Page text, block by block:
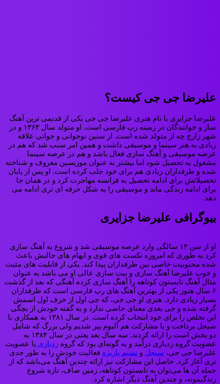
علیرضا جی جی کیست؟
علیرضا جزایری با نام هنری علیرضا جی جی یکی از قدیمی ترین آهنگ
ساز و خوانندگان در زمینه رپ فارسی است. او متولد سال ۱۳۶۳ و در
شهر زارچ چه از متولد شده است. از سنین نوجوانی و جوانی علاقه
زیادی به هنر سینما و موسیقی داشت و همین امر سبب شد که هم در
عرصه موسیقی و آهنگ سازی فعال باشد و هم در عرصه سینما
مشغول به تحصیل شود اما بیشتر به عنوان موزیسین معروف و شناخته
شده و طرفداران زیادی هم برای خود جلب کرده است. او پس از پایان
تحصیلاتش برای ادامه تحصیل به فرانسه مهاجرت کرد و در همان جا
برای ادامه زندگی ماند و موسیقی را به شکل حرفه ای تری ادامه می
دهد.
بیوگرافی علیرضا جزایری
او از سن ۱۴ سالگی وارد عرصه موسیقی شد و شروع به آهنگ سازی
کرد به طوری که امروزه تکست های قوی و ایهام های جالبش باعث
شده محبوبیت خاصی بین طرفداران پیدا کند. یکی از قابلیت های مثبت
و خوب علیرضا آهنگ سازی و بیت سازی عالی او می باشد به عنوان
مثال آهنگ تابستون کوتاهه را آهنگ سازی کرده آهنگی که بعد از گذشت
۶ سال هنوز یکی از بهترین آهنگ های رپ فارسی است که طرفداران
بسیار زیادی دارد. هنری او جی جی، که جی اول از حرف اول اسمش
گرفته شده و جی بعدی معنای خاصی ندارد و به گفته خودش از بچگی
این تخلص را برای خود انتخاب کرده است. در سال ۱۳۸۱ به همکاری با
سیجل پرداخت و با مشارکت هم آلبوم پیر شدیم ولی بزرگ که شامل
دو بخش است را ارائه کردند‌. سه سال بعد یعنی در سال ۱۳۸۴ به
عضویت گروه زدبازی درآمد و به گونه‌ای بود که گروه زدبازی با عضویت
علیرضا جی جی، سیجل و نسیم پاریزه فعالیت خودش را به طور جدی
تری آغاز کرد. حاصل این مشارکت نیز ارائه چندین آهنگ می‌باشد که از
جمله آن ها می‌توان به تابستون کوتاهه، زمین صاف، تازه شروع
زندگیمونه، و چندین آهنگ دیگر اشاره کرد.